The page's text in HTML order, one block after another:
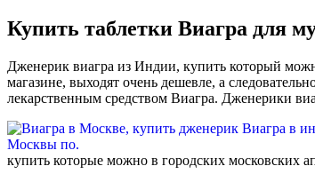
Купить таблетки Виагра для
Дженерик виагра из Индии, купить который
магазине, выходят очень дешевле, а
лекарственным средством Виагра. Дженерики
купить которые можно в городских московских